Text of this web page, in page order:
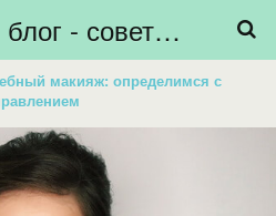
Свадебный блог - советы невестам, подготовка к свадьбе - HiBride
макияж: определимся с